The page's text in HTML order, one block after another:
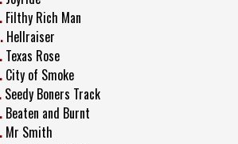
Filthy Rich Man
Hellraiser
Texas Rose
City of Smoke
Seedy Boners Track
Beaten and Burnt
Mr Smith